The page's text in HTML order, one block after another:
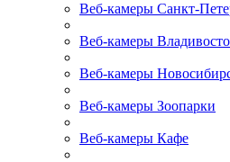
Веб-камеры Санкт-
Веб-камеры
Веб-камеры
Веб-камеры Зоопарки
Веб-камеры Кафе